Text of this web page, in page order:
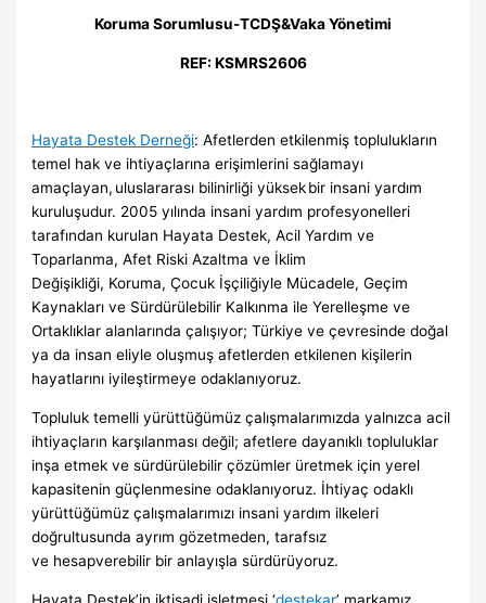
Koruma Sorumlusu-TCDŞ&Vaka Yönetimi
REF: KSMRS2606
Hayata Destek Derneği: Afetlerden etkilenmiş toplulukların
temel hak ve ihtiyaçlarına erişimlerini sağlamayı
amaçlayan, uluslararası bilinirliği yüksek bir insani yardım
kuruluşudur. 2005 yılında insani yardım profesyonelleri
tarafından kurulan Hayata Destek, Acil Yardım ve
Toparlanma, Afet Riski Azaltma ve İklim
Değişikliği, Koruma, Çocuk İşçiliğiyle Mücadele, Geçim
Kaynakları ve Sürdürülebilir Kalkınma ile Yerelleşme ve
Ortaklıklar alanlarında çalışıyor; Türkiye ve çevresinde doğal
ya da insan eliyle oluşmuş afetlerden etkilenen kişilerin
hayatlarını iyileştirmeye odaklanıyoruz.
Topluluk temelli yürüttüğümüz çalışmalarımızda yalnızca acil
ihtiyaçların karşılanması değil; afetlere dayanıklı topluluklar
inşa etmek ve sürdürülebilir çözümler üretmek için yerel
kapasitenin güçlenmesine odaklanıyoruz. İhtiyaç odaklı
yürüttüğümüz çalışmalarımızı insani yardım ilkeleri
doğrultusunda ayrım gözetmeden, tarafsız
ve hesapverebilir bir anlayışla sürdürüyoruz.
Hayata Destek’in iktisadi işletmesi ‘destekar’ markamız